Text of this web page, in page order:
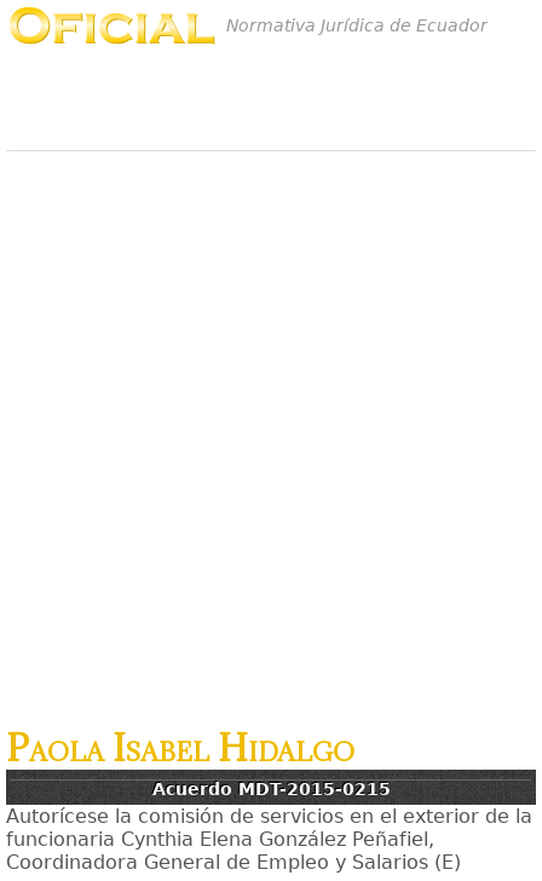
Normativa Jurídica de Ecuador
Paola Isabel Hidalgo
Acuerdo MDT-2015-0215
Autorícese la comisión de servicios en el exterior de la
funcionaria Cynthia Elena González Peñafiel,
Coordinadora General de Empleo y Salarios (E)